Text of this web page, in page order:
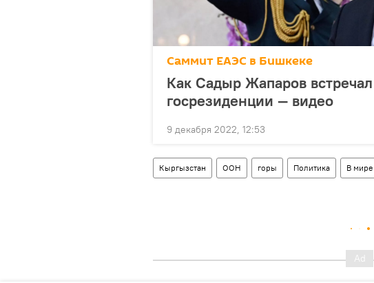
Саммит ЕАЭС в Бишкеке
Как Садыр Жапаров
госрезиденции — видео
9 декабря 2022, 12:53
Кыргызстан ООН горы Политика В мире